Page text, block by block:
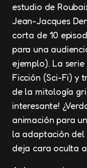
estudio de
Jean-Jacques
corta de 10
para una
ejemplo). La
Ficción (Sci-Fi) y
de la mitología
interesante!
animación para
la adaptación del
deja cara oculta